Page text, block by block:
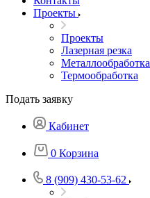
Проекты
Проекты
Лазерная резка
Металлообработка
Термообработка
Подать заявку
Кабинет
0 Корзина
8 (909) 430-53-62